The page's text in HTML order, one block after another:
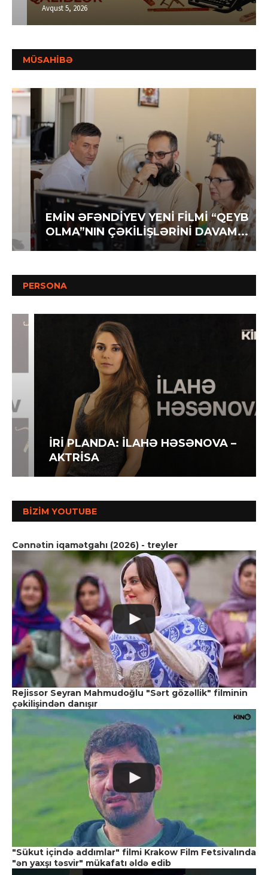
Avqust 5, 2026
MÜSAHİBƏ
EMİN ƏFƏNDİYEV YENİ FİLMİ “QEYB
OLMA”NIN ÇƏKİLİŞLƏRİNİ DAVAM...
PERSONA
İRİ PLANDA: İLAHƏ HƏSƏNOVA –
AKTRİSA
BIZIM YOUTUBE
Cənnətin iqamətgahı (2026) - treyler
Rejissor Seyran Mahmudoğlu "Sərt gözəllik" filminin
çəkilişindən danışır
"Sükut içində addımlar" filmi Krakow Film Fetsivalında
"ən yaxşı təsvir" mükafatı əldə edib